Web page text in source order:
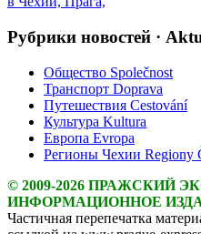
Рубрики новостей ·
Общество Společnost
Транспорт Doprava
Путешествия Cestování
Культура Kultura
Европа Evropa
Регионы Чехии Regiony
© 2009-2026 ПРАЖСКИЙ
ИНФОРМАЦИОННОЕ
Частичная перепечатка